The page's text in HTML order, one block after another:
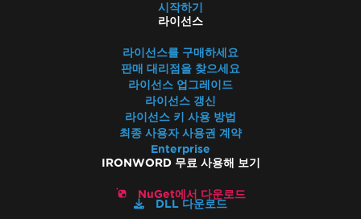
시작하기
라이선스
라이선스를 구매하세요
판매 대리점을 찾으세요
라이선스 업그레이드
라이선스 갱신
라이선스 키 사용 방법
최종 사용자 사용권 계약
Enterprise
IRONWORD 무료 사용해 보기
NuGet에서 다운로드
DLL 다운로드